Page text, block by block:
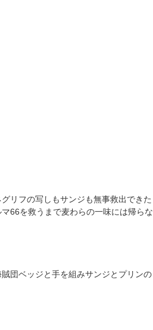
リフの写しもサンジも無事救出できた
66を救うまで麦わらの一味には帰らな
団ベッジと手を組みサンジとプリンの